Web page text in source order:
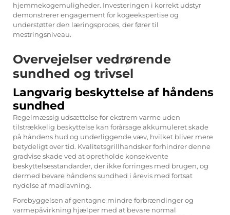
hjemmekogemuligheder. Investeringen i korrekt udstyr
demonstrerer engagement for kogeekspertise og
understøtter den læringsproces, der fører til
mestringsniveau.
Overvejelser vedrørende
sundhed og trivsel
Langvarig beskyttelse af håndens
sundhed
Regelmæssig udsættelse for ekstrem varme uden
tilstrækkelig beskyttelse kan forårsage akkumuleret skade
på håndens hud og underliggende væv, hvilket bliver mere
betydeligt over tid. Kvalitetsgrillhandsker forhindrer denne
gradvise skade ved at opretholde konsekvente
beskyttelsesstandarder, der ikke forringes med brugen, og
dermed bevare håndens sundhed i årevis med fortsat
nydelse af madlavning.
Forebyggelsen af gentagne mindre forbrændinger og
varmepåvirkning hjælper med at bevare normal